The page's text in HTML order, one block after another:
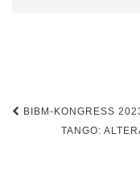
BIBM-KONGRESS
TANGO: